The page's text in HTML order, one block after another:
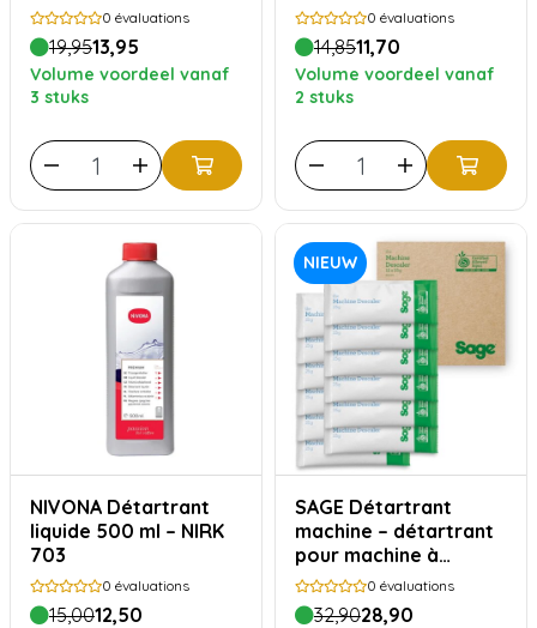
0 évaluations
19,9513,95
Volume voordeel vanaf
3 stuks
0 évaluations
14,8511,70
Volume voordeel vanaf
2 stuks
NIVONA Détartrant
liquide 500 ml – NIRK
703
0 évaluations
15,0012,50
NIEUW
SAGE Détartrant
machine – détartrant
pour machine à
expresso - 12 x 25g
(SCC102)
0 évaluations
32,9028,90